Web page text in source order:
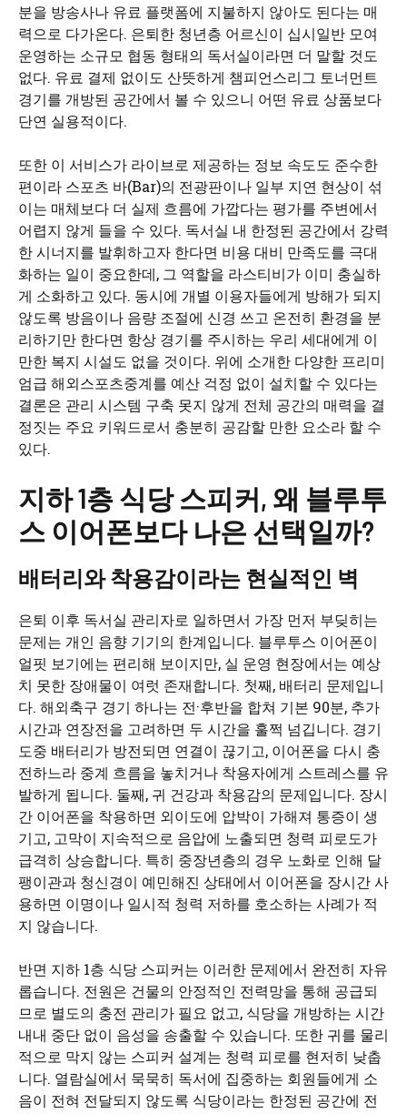
분을 방송사나 유료 플랫폼에 지불하지 않아도 된다는 매
력으로 다가온다. 은퇴한 청년층 어르신이 십시일반 모여
운영하는 소규모 협동 형태의 독서실이라면 더 말할 것도
없다. 유료 결제 없이도 산뜻하게 챔피언스리그 토너먼트
경기를 개방된 공간에서 볼 수 있으니 어떤 유료 상품보다
단연 실용적이다.
또한 이 서비스가 라이브로 제공하는 정보 속도도 준수한
편이라 스포츠 바(Bar)의 전광판이나 일부 지연 현상이 섞
이는 매체보다 더 실제 흐름에 가깝다는 평가를 주변에서
어렵지 않게 들을 수 있다. 독서실 내 한정된 공간에서 강력
한 시너지를 발휘하고자 한다면 비용 대비 만족도를 극대
화하는 일이 중요한데, 그 역할을 라스티비가 이미 충실하
게 소화하고 있다. 동시에 개별 이용자들에게 방해가 되지
않도록 방음이나 음량 조절에 신경 쓰고 온전히 환경을 분
리하기만 한다면 항상 경기를 주시하는 우리 세대에게 이
만한 복지 시설도 없을 것이다. 위에 소개한 다양한 프리미
엄급 해외스포츠중계를 예산 걱정 없이 설치할 수 있다는
결론은 관리 시스템 구축 못지 않게 전체 공간의 매력을 결
정짓는 주요 키워드로서 충분히 공감할 만한 요소라 할 수
있다.
지하 1층 식당 스피커, 왜 블루투
스 이어폰보다 나은 선택일까?
배터리와 착용감이라는 현실적인 벽
은퇴 이후 독서실 관리자로 일하면서 가장 먼저 부딪히는
문제는 개인 음향 기기의 한계입니다. 블루투스 이어폰이
얼핏 보기에는 편리해 보이지만, 실 운영 현장에서는 예상
치 못한 장애물이 여럿 존재합니다. 첫째, 배터리 문제입니
다. 해외축구 경기 하나는 전·후반을 합쳐 기본 90분, 추가
시간과 연장전을 고려하면 두 시간을 훌쩍 넘깁니다. 경기
도중 배터리가 방전되면 연결이 끊기고, 이어폰을 다시 충
전하느라 중계 흐름을 놓치거나 착용자에게 스트레스를 유
발하게 됩니다. 둘째, 귀 건강과 착용감의 문제입니다. 장시
간 이어폰을 착용하면 외이도에 압박이 가해져 통증이 생
기고, 고막이 지속적으로 음압에 노출되면 청력 피로도가
급격히 상승합니다. 특히 중장년층의 경우 노화로 인해 달
팽이관과 청신경이 예민해진 상태에서 이어폰을 장시간 사
용하면 이명이나 일시적 청력 저하를 호소하는 사례가 적
지 않습니다.
반면 지하 1층 식당 스피커는 이러한 문제에서 완전히 자유
롭습니다. 전원은 건물의 안정적인 전력망을 통해 공급되
므로 별도의 충전 관리가 필요 없고, 식당을 개방하는 시간
내내 중단 없이 음성을 송출할 수 있습니다. 또한 귀를 물리
적으로 막지 않는 스피커 설계는 청력 피로를 현저히 낮춥
니다. 열람실에서 묵묵히 독서에 집중하는 회원들에게 소
음이 전혀 전달되지 않도록 식당이라는 한정된 공간에 전